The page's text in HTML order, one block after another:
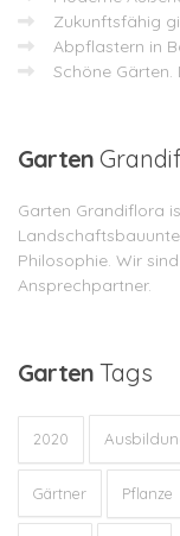
Zukunftsfähig
Abpflastern in
Schöne
Garten
Garten Grandiflora
Philosophie. Wir
Ansprechpartner.
Garten Tags
2020
Gärtner Pflanze